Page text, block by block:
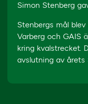
Simon Stenberg
Stenbergs mål
Varberg och GAIS
kring kvalstrecket.
avslutning av årets